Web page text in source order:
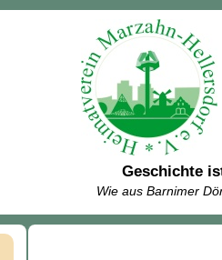
Geschichte
Wie aus Barnimer